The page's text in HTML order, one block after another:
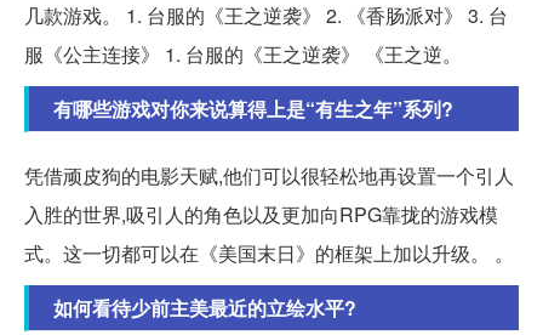
几款游戏。 1. 台服的《王之逆袭》 2. 《香肠派对》 3. 台
服《公主连接》 1. 台服的《王之逆袭》 《王之逆。
有哪些游戏对你来说算得上是“有生之年”系列?
凭借顽皮狗的电影天赋,他们可以很轻松地再设置一个引人
入胜的世界,吸引人的角色以及更加向RPG靠拢的游戏模
式。这一切都可以在《美国末日》的框架上加以升级。 。
如何看待少前主美最近的立绘水平?